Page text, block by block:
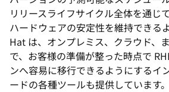
リリースライフサイクル全体を通じ
ハードウェアの安定性を維持できる
Hat は、オンプレミス、クラウド、
で、お客様の準備が整った時点で
ンへ容易に移行できるようにするイ
ードの各種ツールも提供しています。